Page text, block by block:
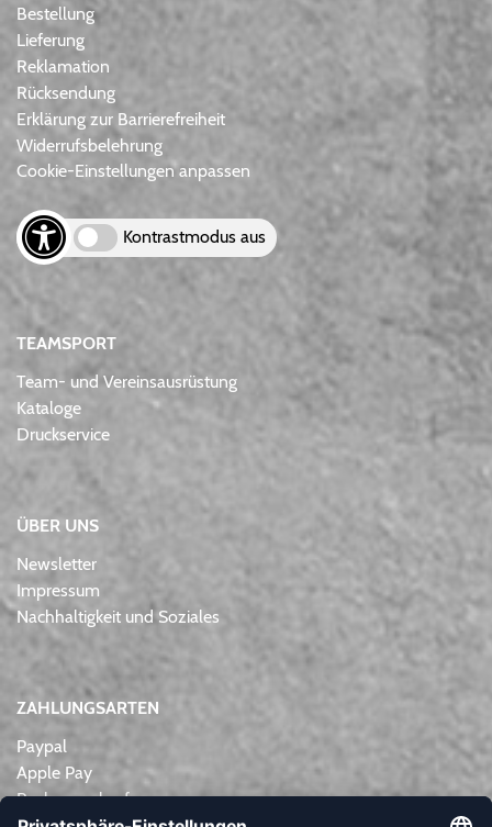
Bestellung
Lieferung
Reklamation
Rücksendung
Erklärung zur Barrierefreiheit
Widerrufsbelehrung
Cookie-Einstellungen anpassen
Kontrastmodus aus
TEAMSPORT
Team- und Vereinsausrüstung
Kataloge
Druckservice
ÜBER UNS
Newsletter
Impressum
Nachhaltigkeit und Soziales
ZAHLUNGSARTEN
Paypal
Apple Pay
Rechnungskauf